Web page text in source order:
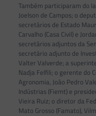
Também participaram do
Joelson de Campos; o
secretários de Estado
Carvalho (Casa Civil) e
secretários adjuntos da
secretário adjunto de
Valter Valverde; a
Nadja Felfili; o gerente do
Agronomia, João Pedro
Indústrias (Fiemt) e
Vieira Ruiz; o diretor da
Mato Grosso (Famato),